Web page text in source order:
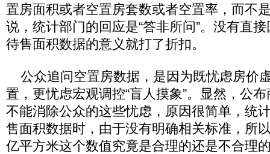
置房面积或者空置房套数或者空置率，而不
说，统计部门的回应是“答非所问”。没有直
待售面积数据的意义就打了折扣。
公众追问空置房数据，是因为既忧虑房价
置，更忧虑宏观调控“盲人摸象”。显然，公
不能消除公众的这些忧虑，原因很简单，统
售面积数据时，由于没有明确相关标准，所
亿平方米这个数值究竟是合理的还是不合理